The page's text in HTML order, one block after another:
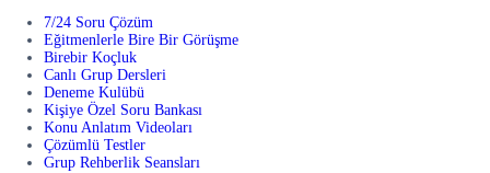
7/24 Soru Çözüm
Eğitmenlerle Bire Bir Görüşme
Birebir Koçluk
Canlı Grup Dersleri
Deneme Kulübü
Kişiye Özel Soru Bankası
Konu Anlatım Videoları
Çözümlü Testler
Grup Rehberlik Seansları